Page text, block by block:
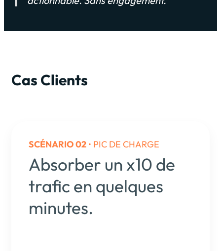
Cas Clients
SCÉNARIO 02 • PIC DE CHARGE
Absorber un x10 de
trafic en quelques
minutes.